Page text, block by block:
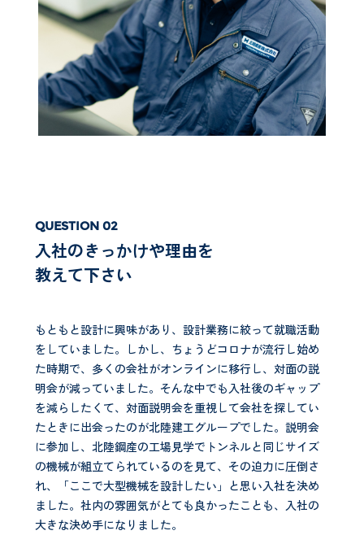
入社のきっかけや理由を
教えて下さい
もともと設計に興味があり、設計業務に絞って就職活動
をしていました。しかし、ちょうどコロナが流行し始め
た時期で、多くの会社がオンラインに移行し、対面の説
明会が減っていました。そんな中でも入社後のギャップ
を減らしたくて、対面説明会を重視して会社を探してい
たときに出会ったのが北陸建工グループでした。説明会
に参加し、北陸鋼産の工場見学でトンネルと同じサイズ
の機械が組立てられているのを見て、その迫力に圧倒さ
れ、「ここで大型機械を設計したい」と思い入社を決め
ました。社内の雰囲気がとても良かったことも、入社の
大きな決め手になりました。